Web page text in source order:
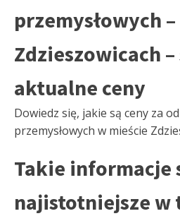
przemysłowych
Zdzieszowicach
aktualne ceny
Dowiedz się, jakie są ceny za
przemysłowych w mieście
Takie informacje
najistotniejsze w